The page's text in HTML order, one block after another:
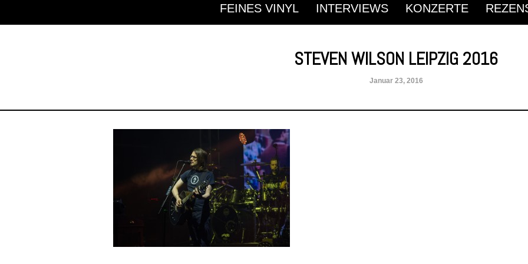
FEINES VINYL INTERVIEWS KONZERTE
STEVEN WILSON LEIPZIG 2016
Januar 23, 2016